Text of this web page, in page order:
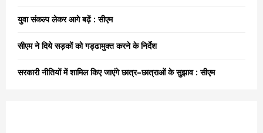
युवा संकल्प लेकर आगे बढ़ें : सीएम
सीएम ने दिये सड़कों को गड्ढामुक्त करने के निर्देश
सरकारी नीतियों में शामिल किए जाएंगे छात्र–छात्राओं के सुझाव : सीएम